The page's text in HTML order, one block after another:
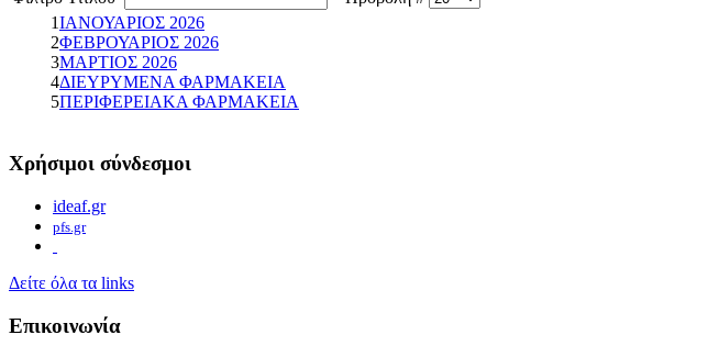
1ΙΑΝΟΥΑΡΙΟΣ 2026
2ΦΕΒΡΟΥΑΡΙΟΣ 2026
3ΜΑΡΤΙΟΣ 2026
4ΔΙΕΥΡΥΜΕΝΑ ΦΑΡΜΑΚΕΙΑ
5ΠΕΡΙΦΕΡΕΙΑΚΑ ΦΑΡΜΑΚΕΙΑ
Χρήσιμοι σύνδεσμοι
ideaf.gr
pfs.gr
Δείτε όλα τα links
Επικοινωνία